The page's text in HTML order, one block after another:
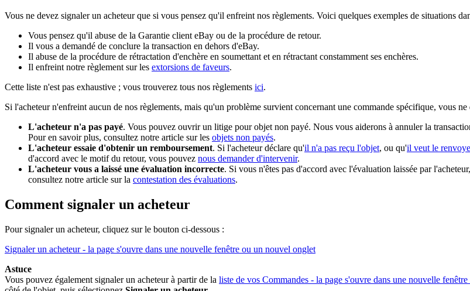
Vous ne devez signaler un acheteur que si vous pensez qu'il enfreint nos règlements. Voici quelques exemples de situations
Vous pensez qu'il abuse de la Garantie client eBay ou de la procédure de retour.
Il vous a demandé de conclure la transaction en dehors d'eBay.
Il abuse de la procédure de rétractation d'enchère en soumettant et en rétractant constamment ses enchères.
Il enfreint notre règlement sur les extorsions de faveurs.
Cette liste n'est pas exhaustive ; vous trouverez tous nos règlements ici.
Si l'acheteur n'enfreint aucun de nos règlements, mais qu'un problème survient concernant une commande spécifique, vous
L'acheteur n'a pas payé. Vous pouvez ouvrir un litige pour objet non payé. Nous vous aiderons à annuler la
Pour en savoir plus, consultez notre article sur les objets non payés.
L'acheteur essaie d'obtenir un remboursement. Si l'acheteur déclare qu'il n'a pas reçu l'objet, ou qu'il veut le
d'accord avec le motif du retour, vous pouvez nous demander d'intervenir.
L'acheteur vous a laissé une évaluation incorrecte. Si vous n'êtes pas d'accord avec l'évaluation laissée par
consultez notre article sur la contestation des évaluations.
Comment signaler un acheteur
Pour signaler un acheteur, cliquez sur le bouton ci-dessous :
Signaler un acheteur- la page s'ouvre dans une nouvelle fenêtre ou un nouvel onglet
Astuce
Vous pouvez également signaler un acheteur à partir de la liste de vos Commandes - la page s'ouvre dans une nouvelle